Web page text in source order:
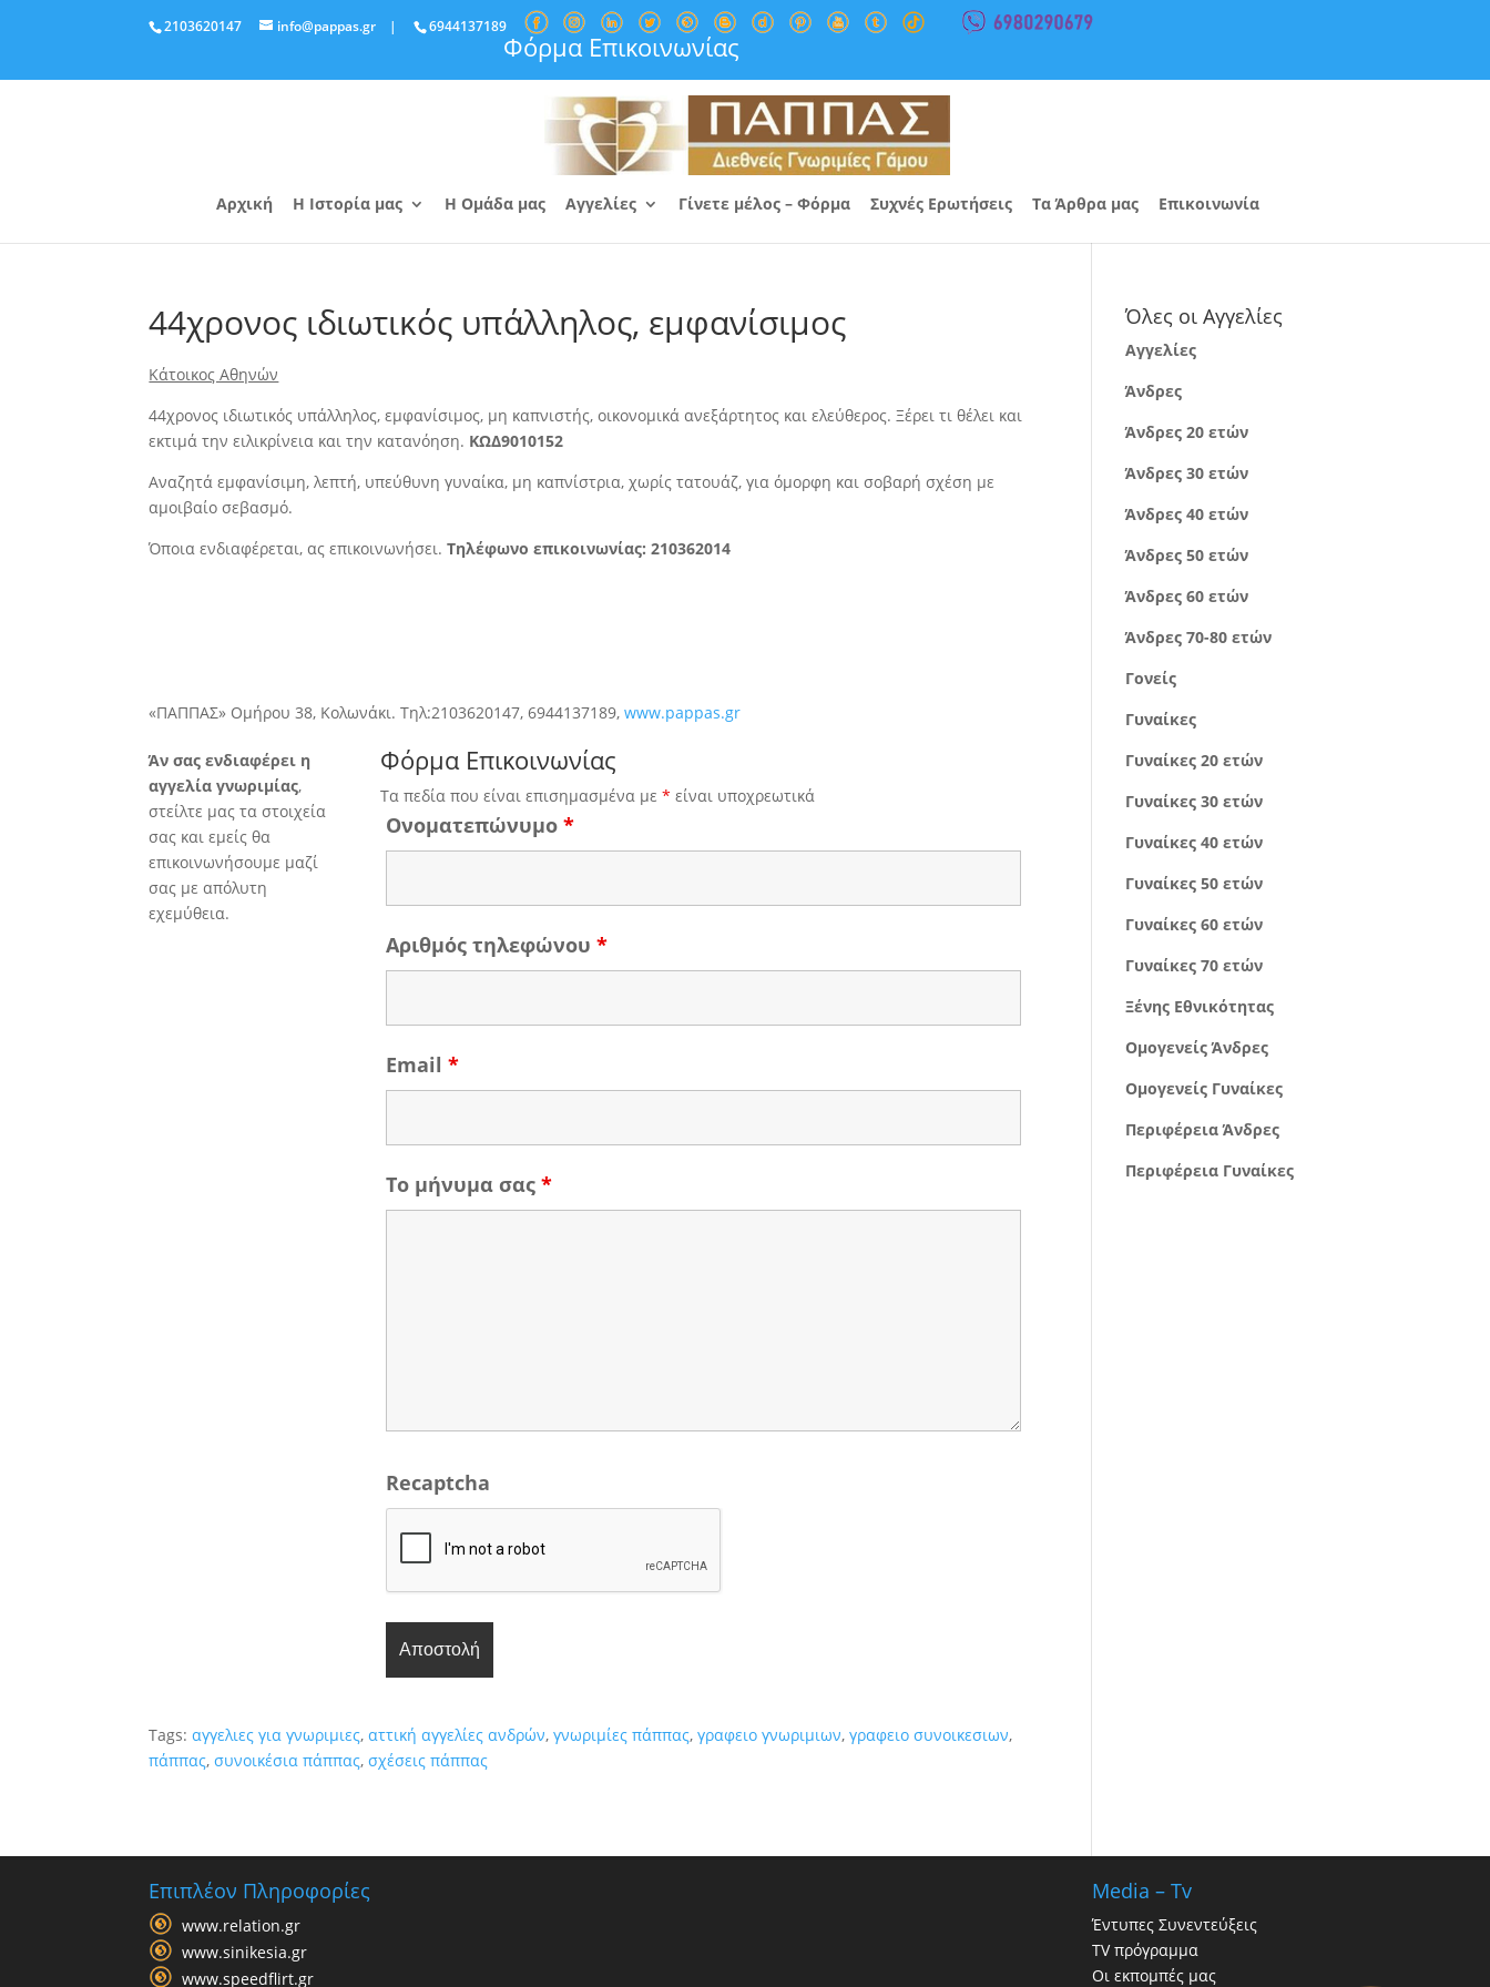
2103620147 info@pappas.gr | 6944137189
Φόρμα Επικοινωνίας
Αρχική Η Ιστορία μας Η Ομάδα μας Αγγελίες Γίνετε μέλος – Φόρμα Συχνές Ερωτήσεις Τα Άρθρα μας Επικοινωνία
44χρονος ιδιωτικός υπάλληλος, εμφανίσιμος
Κάτοικος Αθηνών
44χρονος ιδιωτικός υπάλληλος, εμφανίσιμος, μη καπνιστής, οικονομικά ανεξάρτητος και ελεύθερος. Ξέρει τι θέλει και
εκτιμά την ειλικρίνεια και την κατανόηση. ΚΩΔ9010152
Αναζητά εμφανίσιμη, λεπτή, υπεύθυνη γυναίκα, μη καπνίστρια, χωρίς τατουάζ, για όμορφη και σοβαρή σχέση με
αμοιβαίο σεβασμό.
Όποια ενδιαφέρεται, ας επικοινωνήσει. Τηλέφωνο επικοινωνίας: 210362014
«ΠΑΠΠΑΣ» Ομήρου 38, Κολωνάκι. Τηλ:2103620147, 6944137189,www.pappas.gr
Άν σας ενδιαφέρει η
αγγελία γνωριμίας,
στείλτε μας τα στοιχεία
σας και εμείς θα
επικοινωνήσουμε μαζί
σας με απόλυτη
εχεμύθεια.
Φόρμα Επικοινωνίας
Τα πεδία που είναι επισημασμένα με* είναι υποχρεωτικά
Ονοματεπώνυμο*
Αριθμός τηλεφώνου*
Email*
Το μήνυμα σας*
Recaptcha
Tags:αγγελιες για γνωριμιες,αττική αγγελίες ανδρών,γνωριμίες πάππας,γραφειο γνωριμιων,γραφειο συνοικεσιων,
πάππας,συνοικέσια πάππας,σχέσεις πάππας
Όλες οι Αγγελίες
Αγγελίες
Άνδρες
Άνδρες 20 ετών
Άνδρες 30 ετών
Άνδρες 40 ετών
Άνδρες 50 ετών
Άνδρες 60 ετών
Άνδρες 70-80 ετών
Γονείς
Γυναίκες
Γυναίκες 20 ετών
Γυναίκες 30 ετών
Γυναίκες 40 ετών
Γυναίκες 50 ετών
Γυναίκες 60 ετών
Γυναίκες 70 ετών
Ξένης Εθνικότητας
Ομογενείς Άνδρες
Ομογενείς Γυναίκες
Περιφέρεια Άνδρες
Περιφέρεια Γυναίκες
Επιπλέον Πληροφορίες
www.relation.gr
www.sinikesia.gr
www.speedflirt.gr
Media – Tv
Έντυπες Συνεντεύξεις
TV πρόγραμμα
Οι εκπομπές μας